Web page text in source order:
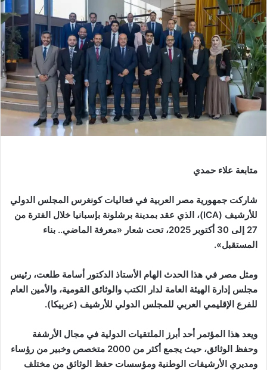
متابعة علاء حمدي
شاركت جمهورية مصر العربية في فعاليات كونغرس المجلس الدولي
للأرشيف (ICA)، الذي عقد بمدينة برشلونة بإسبانيا خلال الفترة من
27 إلى 30 أكتوبر 2025، تحت شعار «معرفة الماضي.. بناء
المستقبل».
ومثل مصر في هذا الحدث الهام الأستاذ الدكتور أسامة طلعت، رئيس
مجلس إدارة الهيئة العامة لدار الكتب والوثائق القومية، والأمين العام
للفرع الإقليمي العربي للمجلس الدولي للأرشيف (عربيكا).
ويعد هذا المؤتمر أحد أبرز الملتقيات الدولية في مجال الأرشفة
وحفظ الوثائق، حيث يجمع أكثر من 2000 متخصص وخبير من رؤساء
ومديري الأرشيفات الوطنية ومؤسسات حفظ الوثائق من مختلف